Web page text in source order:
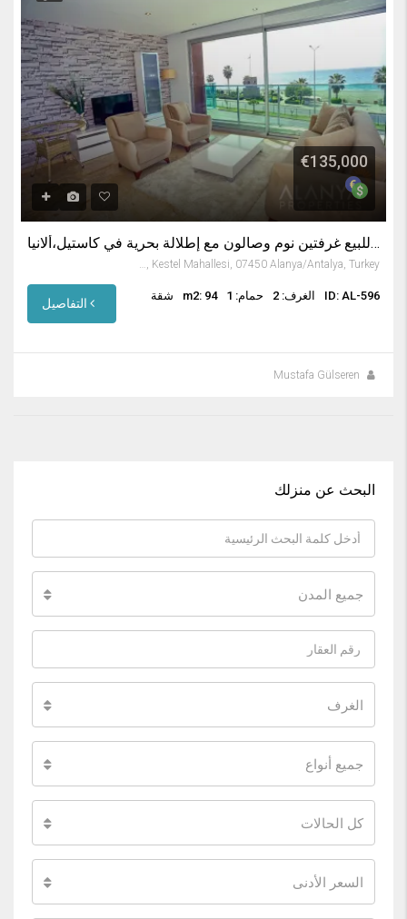
€135,000
شقة للبيع غرفتين نوم وصالون مع إطلالة بحرية في كاستيل،ألانيا
ID: AL-596 الغرف: 2 حمام: 1 m2: 94 شقة
Mustafa Gülseren
البحث عن منزلك
جميع المدن
الغرف
جميع أنواع
كل الحالات
السعر الأدنى